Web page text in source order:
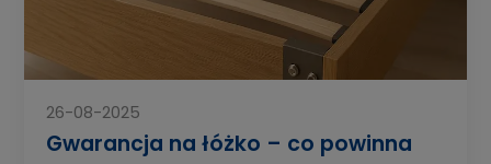
26-08-2025
Gwarancja na łóżko – co powinna